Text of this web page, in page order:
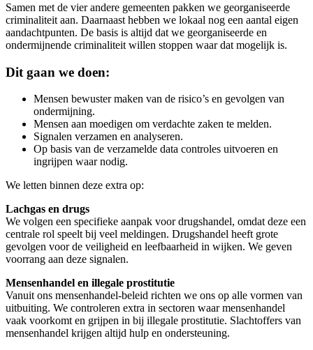
Samen met de vier andere gemeenten pakken we georganiseerde
criminaliteit aan. Daarnaast hebben we lokaal nog een aantal eigen
aandachtpunten. De basis is altijd dat we georganiseerde en
ondermijnende criminaliteit willen stoppen waar dat mogelijk is.
Dit gaan we doen:
Mensen bewuster maken van de risico’s en gevolgen van
ondermijning.
Mensen aan moedigen om verdachte zaken te melden.
Signalen verzamen en analyseren.
Op basis van de verzamelde data controles uitvoeren en
ingrijpen waar nodig.
We letten binnen deze extra op:
Lachgas en drugs
We volgen een specifieke aanpak voor drugshandel, omdat deze een
centrale rol speelt bij veel meldingen. Drugshandel heeft grote
gevolgen voor de veiligheid en leefbaarheid in wijken. We geven
voorrang aan deze signalen.
Mensenhandel en illegale prostitutie
Vanuit ons mensenhandel-beleid richten we ons op alle vormen van
uitbuiting. We controleren extra in sectoren waar mensenhandel
vaak voorkomt en grijpen in bij illegale prostitutie. Slachtoffers van
mensenhandel krijgen altijd hulp en ondersteuning.